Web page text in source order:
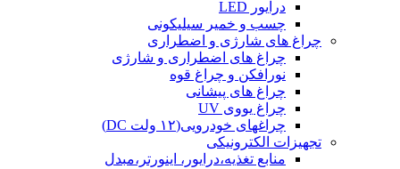
درایور LED
چسب و خمیر سیلیکونی
چراغ های شارژی و اضطراری
چراغ های اضطراری و شارژی
نورافکن و چراغ قوه
چراغ های پیشانی
چراغ یووی UV
چراغهای خودرویی(۱۲ ولت DC)
تجهیزات الکترونیکی
منابع تغذیه،درایور، اینورتر،مبدل